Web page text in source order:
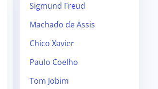
Sigmund Freud
Machado de Assis
Chico Xavier
Paulo Coelho
Tom Jobim